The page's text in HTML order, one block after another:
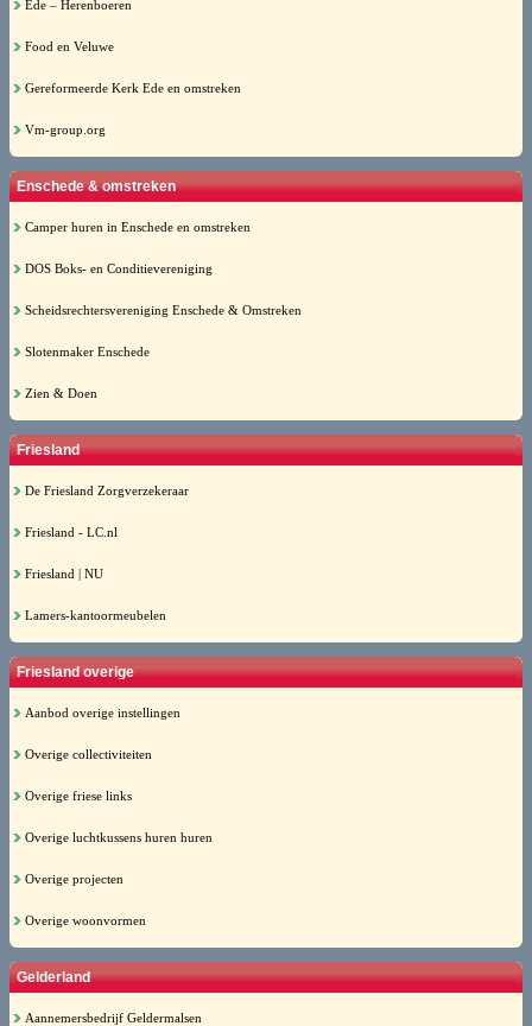
Ede – Herenboeren
Food en Veluwe
Gereformeerde Kerk Ede en omstreken
Vm-group.org
Enschede & omstreken
Camper huren in Enschede en omstreken
DOS Boks- en Conditievereniging
Scheidsrechtersvereniging Enschede & Omstreken
Slotenmaker Enschede
Zien & Doen
Friesland
De Friesland Zorgverzekeraar
Friesland - LC.nl
Friesland | NU
Lamers-kantoormeubelen
Friesland overige
Aanbod overige instellingen
Overige collectiviteiten
Overige friese links
Overige luchtkussens huren huren
Overige projecten
Overige woonvormen
Gelderland
Aannemersbedrijf Geldermalsen